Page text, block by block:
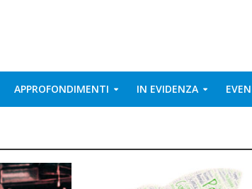
APPROFONDIMENTI IN EVIDENZA